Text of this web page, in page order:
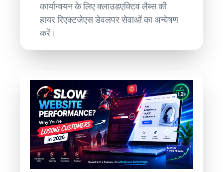
कार्यान्वयन के लिए क्लाउडएक्टिव लैब्स की
हायर रिएक्टजेएस डेवलपर सेवाओं का अन्वेषण
करें।